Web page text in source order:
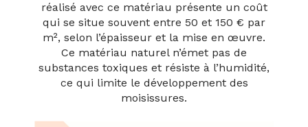
réalisé avec ce matériau présente un coût
qui se situe souvent entre 50 et 150 € par
m², selon l’épaisseur et la mise en œuvre.
Ce matériau naturel n’émet pas de
substances toxiques et résiste à l’humidité,
ce qui limite le développement des
moisissures.